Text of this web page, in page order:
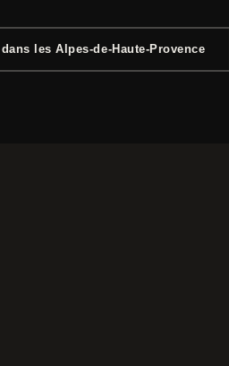
les Alpes-de-Haute-Provence